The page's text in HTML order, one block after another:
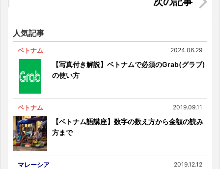
インドネシアの犠牲祭とインドネシア料理の魅力
人気記事
ベトナム 2024.06.29
【写真付き解説】ベトナムで必須のGrab(グラブ)
の使い方
ベトナム 2019.09.11
【ベトナム語講座】数字の数え方から金額の読み
方まで
マレーシア 2019.12.12